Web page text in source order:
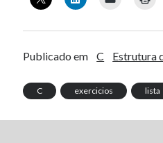
Publicado em C Estrutura
C exercicios lista